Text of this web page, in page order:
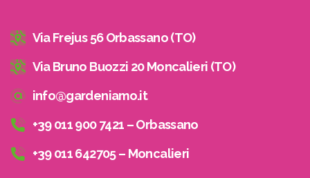
Via Frejus 56 Orbassano (TO)
Via Bruno Buozzi 20 Moncalieri (TO)
info@gardeniamo.it
+39 011 900 7421 – Orbassano
+39 011 642705 – Moncalieri
Iscriviti alla Newsletter
Potrai visualizzare i nostri volantini con tutte
Indirizzo email:
Accetto le condizioni generali di utilizzo e di ricevere